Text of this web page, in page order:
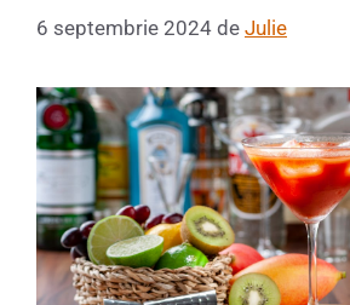
6 septembrie 2024 de Julie